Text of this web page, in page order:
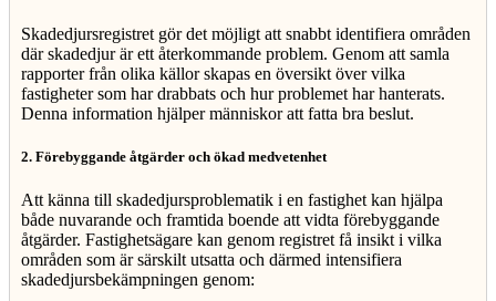
Skadedjursregistret gör det möjligt att snabbt identifiera områden
där skadedjur är ett återkommande problem. Genom att samla
rapporter från olika källor skapas en översikt över vilka
fastigheter som har drabbats och hur problemet har hanterats.
Denna information hjälper människor att fatta bra beslut.
2. Förebyggande åtgärder och ökad medvetenhet
Att känna till skadedjursproblematik i en fastighet kan hjälpa
både nuvarande och framtida boende att vidta förebyggande
åtgärder. Fastighetsägare kan genom registret få insikt i vilka
områden som är särskilt utsatta och därmed intensifiera
skadedjursbekämpningen genom: